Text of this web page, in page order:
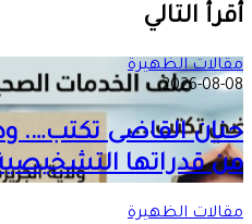
عبر
البريد
أقرأ التالي
مقالات الظهيرة
2026-08-08
حنان القاضى تكتب….
من قدراتها
مقالات الظهيرة